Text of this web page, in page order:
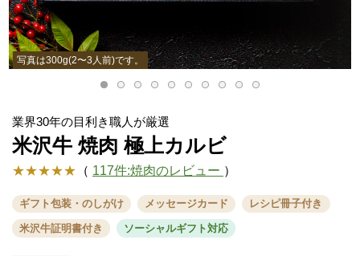
写真は300g(2〜3人前)です。
業界30年の目利き職人が厳選
米沢牛 焼肉 極上カルビ
★★★★★ （ 117件:焼肉のレビュー ）
ギフト包装・のしがけ メッセージカード レシピ冊子付き
米沢牛証明書付き ソーシャルギフト対応